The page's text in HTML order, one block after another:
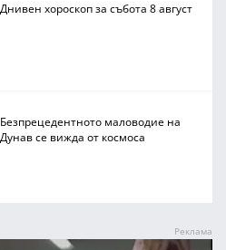
Днивен хороскоп за събота 8 август
Безпрецедентното маловодие на
Дунав се вижда от космоса